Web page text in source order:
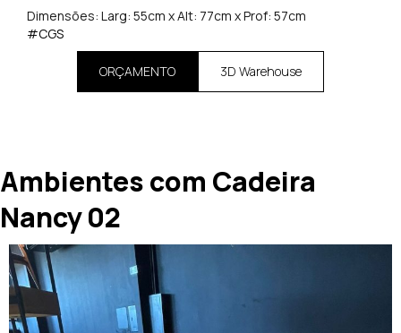
Dimensões: Larg: 55cm x Alt: 77cm x Prof: 57cm
#CGS
ORÇAMENTO 3D Warehouse
Ambientes com Cadeira
Nancy 02